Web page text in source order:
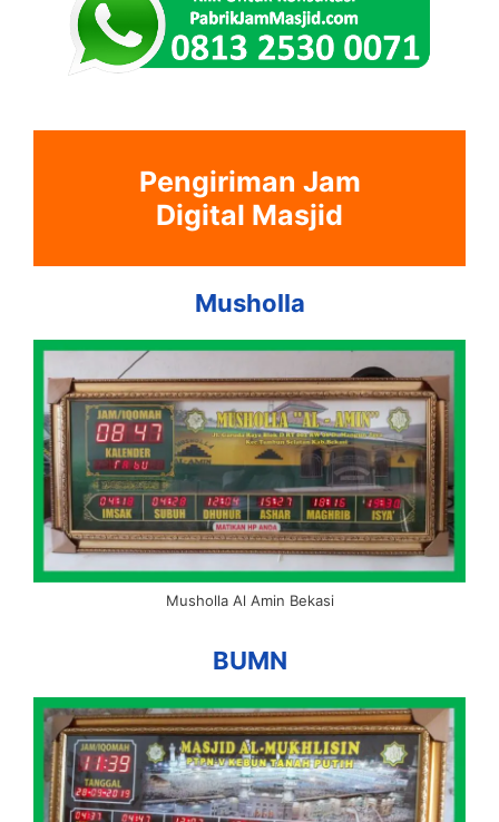
Pengiriman Jam
Digital Masjid
Musholla
Musholla Al Amin Bekasi
BUMN